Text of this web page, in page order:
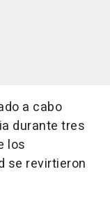
a cabo
durante tres
los
se revirtieron